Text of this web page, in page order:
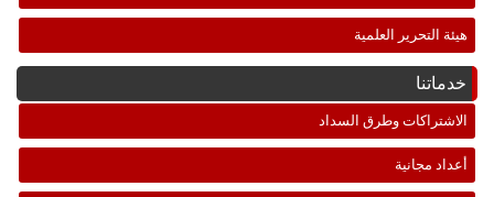
هيئة التحرير العلمية
خدماتنا
الاشتراكات وطرق السداد
أعداد مجانية